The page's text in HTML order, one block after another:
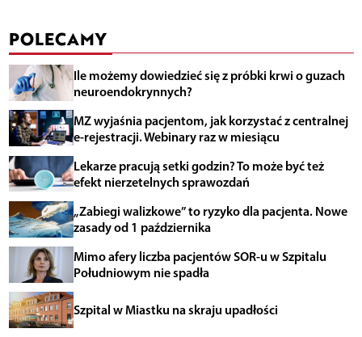
POLECAMY
Ile możemy dowiedzieć się z próbki krwi o guzach
neuroendokrynnych?
MZ wyjaśnia pacjentom, jak korzystać z centralnej
e-rejestracji. Webinary raz w miesiącu
Lekarze pracują setki godzin? To może być też
efekt nierzetelnych sprawozdań
„Zabiegi walizkowe” to ryzyko dla pacjenta. Nowe
zasady od 1 października
Mimo afery liczba pacjentów SOR-u w Szpitalu
Południowym nie spadła
Szpital w Miastku na skraju upadłości